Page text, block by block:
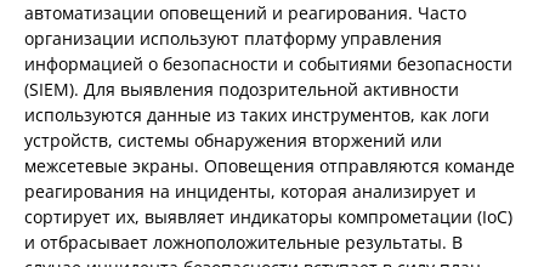
автоматизации оповещений и реагирования. Часто
организации используют платформу управления
информацией о безопасности и событиями безопасности
(SIEM). Для выявления подозрительной активности
используются данные из таких инструментов, как логи
устройств, системы обнаружения вторжений или
межсетевые экраны. Оповещения отправляются команде
реагирования на инциденты, которая анализирует и
сортирует их, выявляет индикаторы компрометации (IoC)
и отбрасывает ложноположительные результаты. В